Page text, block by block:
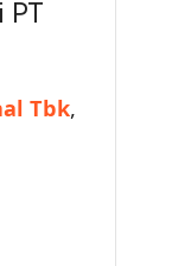
Tbk,